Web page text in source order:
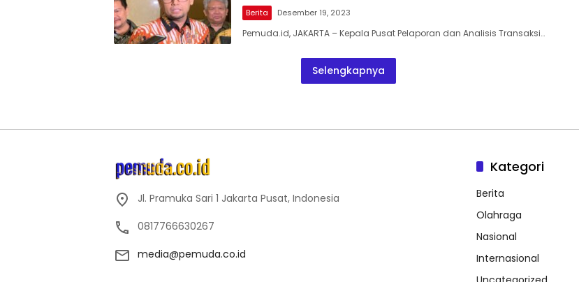
Berita Desember 19, 2023
Pemuda.id, JAKARTA – Kepala Pusat Pelaporan dan Analisis Transaksi…
Selengkapnya
Jl. Pramuka Sari 1 Jakarta Pusat, Indonesia
0817766630267
media@pemuda.co.id
Kategori
Berita
Olahraga
Nasional
Internasional